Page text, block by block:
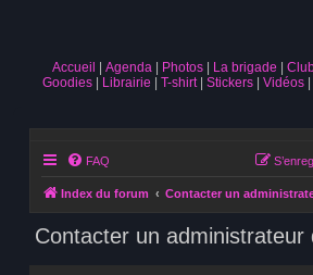
Accueil Agenda Photos La brigade
Goodies
Librairie T-shirt Stickers Vidéos
FAQ
Index du forum Contacter un
Contacter un administrateur